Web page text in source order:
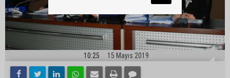
10:25 15 Mayıs 2019